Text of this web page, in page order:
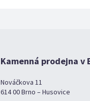
Kamenná prodejna v
Nováčkova 11
614 00 Brno – Husovice